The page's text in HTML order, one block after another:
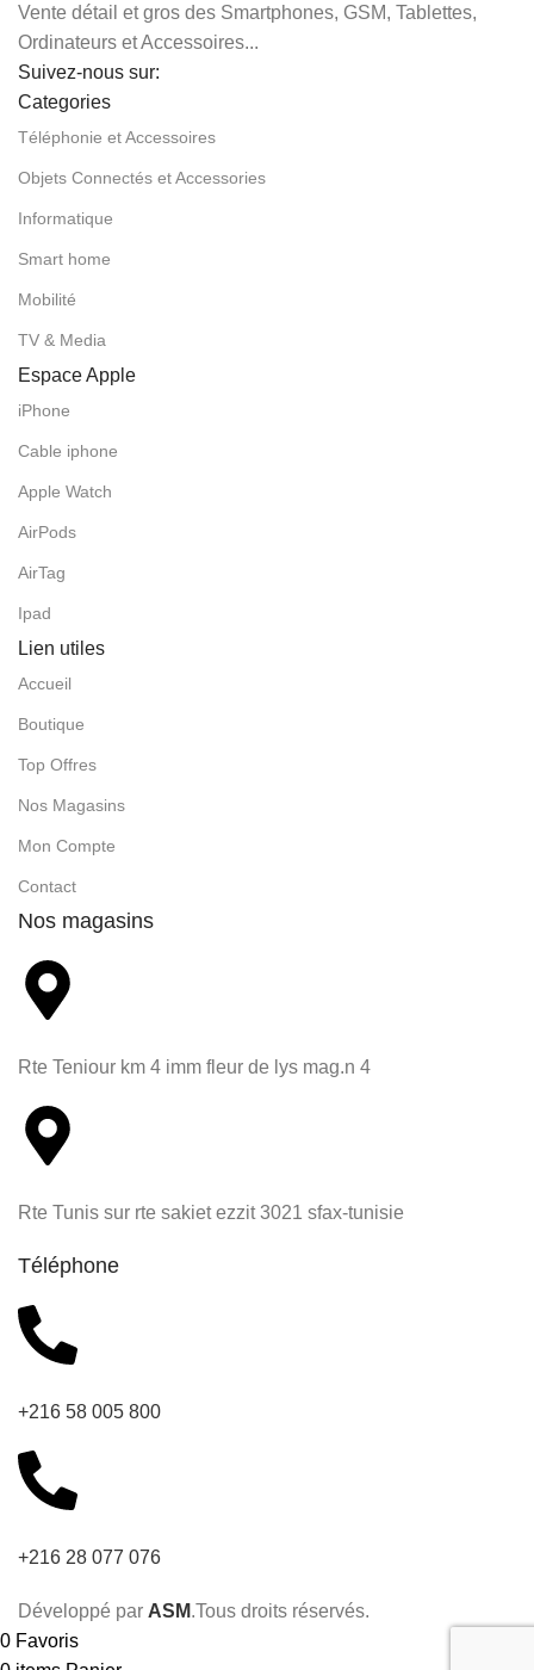
Vente détail et gros des Smartphones, GSM, Tablettes,
Ordinateurs et Accessoires...
Suivez-nous sur:
Categories
Téléphonie et Accessoires
Objets Connectés et Accessories
Informatique
Smart home
Mobilité
TV & Media
Espace Apple
iPhone
Cable iphone
Apple Watch
AirPods
AirTag
Ipad
Lien utiles
Accueil
Boutique
Top Offres
Nos Magasins
Mon Compte
Contact
Nos magasins
Rte Teniour km 4 imm fleur de lys mag.n 4
Rte Tunis sur rte sakiet ezzit 3021 sfax-tunisie
Téléphone
+216 58 005 800
+216 28 077 076
Développé par ASM.Tous droits réservés.
0 Favoris